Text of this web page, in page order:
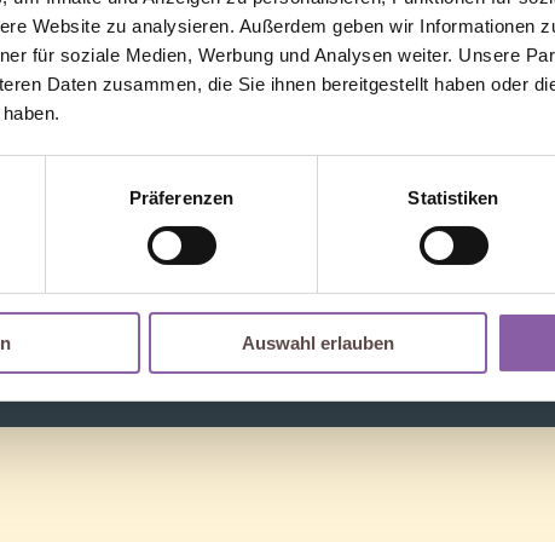
Website zu analysieren. Außerdem geben wir Informationen
für soziale Medien, Werbung und Analysen weiter. Unsere
Daten zusammen, die Sie ihnen bereitgestellt haben oder
Präferenzen Statistiken
Auswahl erlauben
Problemlösung
Presse
Pressebereich
Instagram
Geprüfter